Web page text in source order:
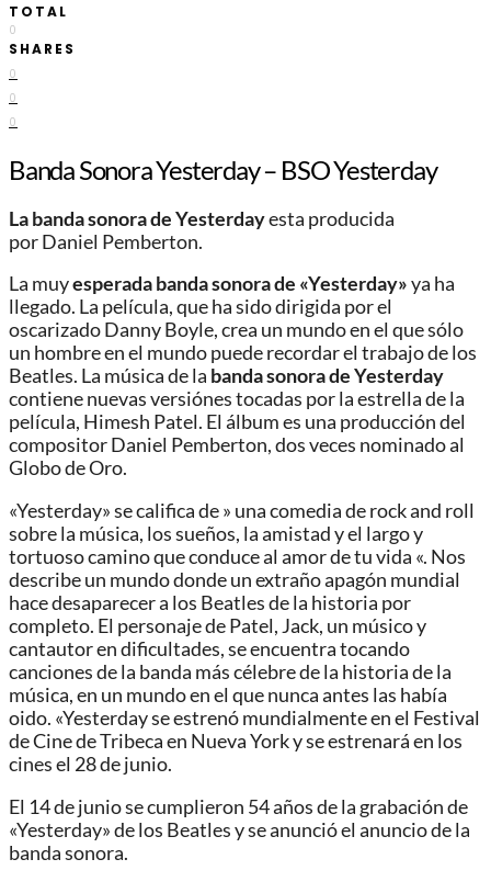
TOTAL
0
SHARES
0
0
0
Banda Sonora Yesterday – BSO Yesterday
La banda sonora de Yesterdayesta producida
por Daniel Pemberton.
La muyesperada banda sonora de «Yesterday»ya ha
llegado. La película, que ha sido dirigida por el
oscarizado Danny Boyle, crea un mundo en el que sólo
un hombre en el mundo puede recordar el trabajo de los
Beatles. La música de la banda sonora de Yesterday
contiene nuevas versiónes tocadas por la estrella de la
película, Himesh Patel. El álbum es una producción del
compositor Daniel Pemberton, dos veces nominado al
Globo de Oro.
«Yesterday» se califica de » una comedia de rock and roll
sobre la música, los sueños, la amistad y el largo y
tortuoso camino que conduce al amor de tu vida «. Nos
describe un mundo donde un extraño apagón mundial
hace desaparecer a los Beatles de la historia por
completo. El personaje de Patel, Jack, un músico y
cantautor en dificultades, se encuentra tocando
canciones de la banda más célebre de la historia de la
música, en un mundo en el que nunca antes las había
oido. «Yesterday se estrenó mundialmente en el Festival
de Cine de Tribeca en Nueva York y se estrenará en los
cines el 28 de junio.
El 14 de junio se cumplieron 54 años de la grabación de
«Yesterday» de los Beatles y se anunció el anuncio de la
banda sonora.